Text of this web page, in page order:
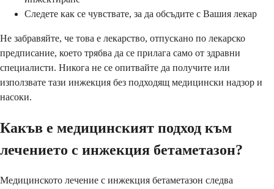
Следете как се чувствате, за да обсъдите с Вашия лекар
Не забравяйте, че това е лекарство, отпускано по лекарско
предписание, което трябва да се прилага само от здравни
специалисти. Никога не се опитвайте да получите или
използвате тази инжекция без подходящ медицински надзор и
насоки.
Какъв е медицинският подход към
лечението с инжекция бетаметазон?
Медицинското лечение с инжекция бетаметазон следва